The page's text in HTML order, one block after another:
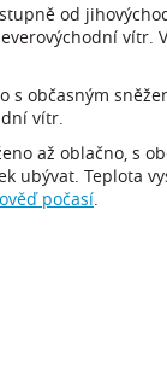
od
s občasným
vítr.
až oblačno, s
ubývat. Teplota
počasí